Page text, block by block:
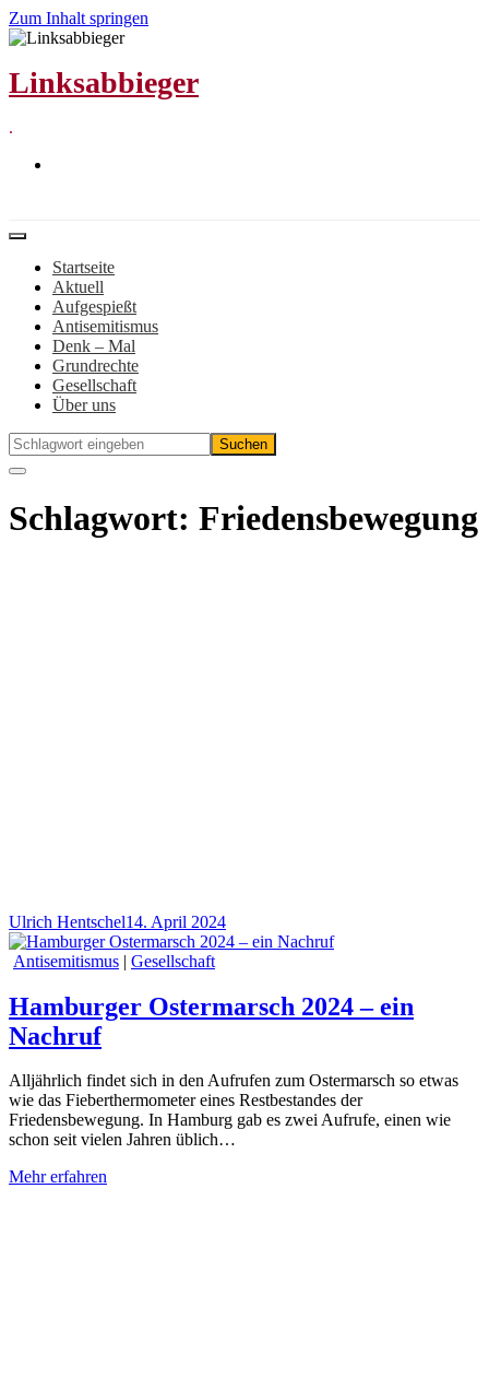
Zum Inhalt springen
Linksabbieger
.
Startseite
Aktuell
Aufgespießt
Antisemitismus
Denk – Mal
Grundrechte
Gesellschaft
Über uns
Schlagwort: Friedensbewegung
Ulrich Hentschel14. April 2024
Antisemitismus | Gesellschaft
Hamburger Ostermarsch 2024 – ein
Nachruf
Alljährlich findet sich in den Aufrufen zum Ostermarsch so etwas
wie das Fieberthermometer eines Restbestandes der
Friedensbewegung. In Hamburg gab es zwei Aufrufe, einen wie
schon seit vielen Jahren üblich…
Mehr erfahren